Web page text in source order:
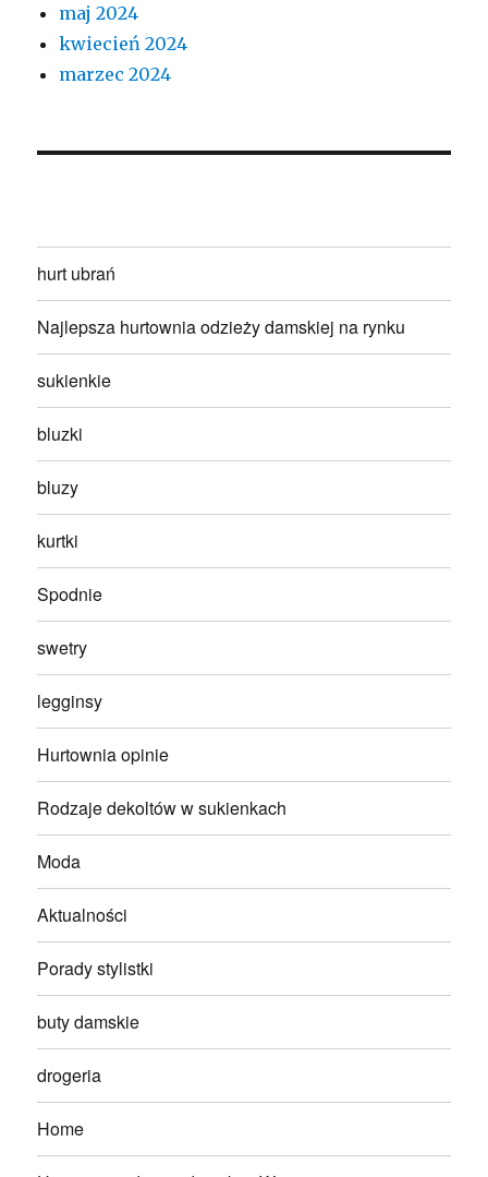
maj 2024
kwiecień 2024
marzec 2024
hurt ubrań
Najlepsza hurtownia odzieży damskiej na rynku
sukienkie
bluzki
bluzy
kurtki
Spodnie
swetry
legginsy
Hurtownia opinie
Rodzaje dekoltów w sukienkach
Moda
Aktualności
Porady stylistki
buty damskie
drogeria
Home